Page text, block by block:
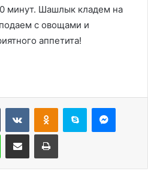
минут. Шашлык кладем на
с овощами и
аппетита!
Tumblr ВконтактеОдноклассники
Skype
Line Поделиться через электронную почту Печатать